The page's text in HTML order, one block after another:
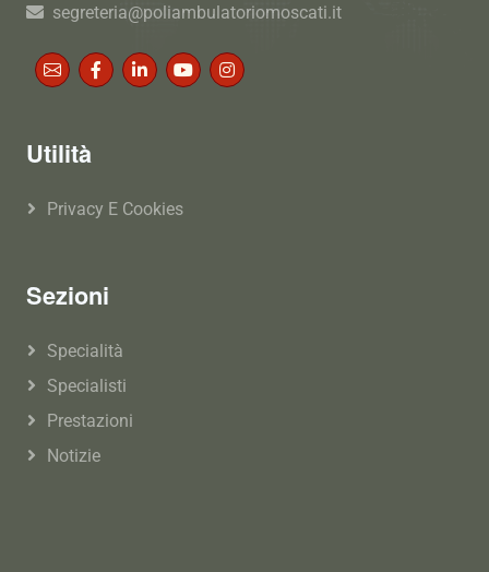
segreteria@poliambulatoriomoscati.it
Utilità
Privacy E Cookies
Sezioni
Specialità
Specialisti
Prestazioni
Notizie